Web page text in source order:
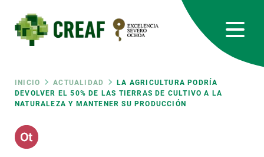
contenido
principal
Ruta
de
INICIO ACTUALIDAD
LA AGRICULTURA PODRÍA
DEVOLVER EL 50% DE LAS TIERRAS DE CULTIVO A LA
NATURALEZA Y MANTENER SU PRODUCCIÓN
RRSS
Featured